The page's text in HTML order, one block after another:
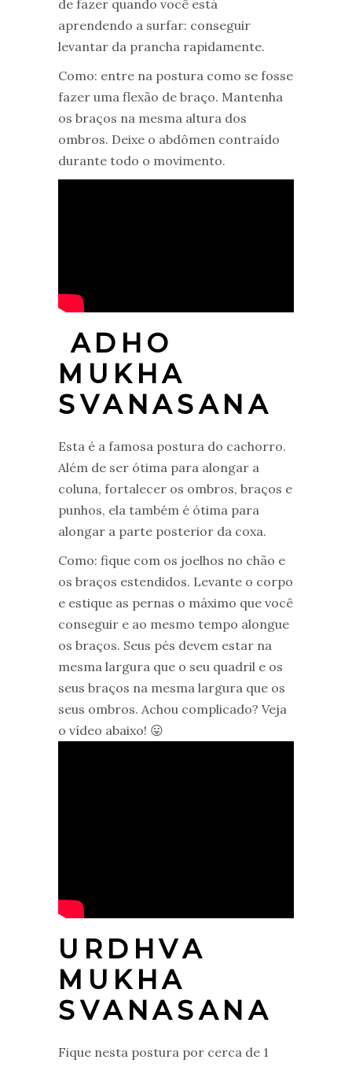
de fazer quando você está
aprendendo a surfar: conseguir
levantar da prancha rapidamente.
Como: entre na postura como se fosse
fazer uma flexão de braço. Mantenha
os braços na mesma altura dos
ombros. Deixe o abdômen contraído
durante todo o movimento.
ADHO
MUKHA
SVANASANA
Esta é a famosa postura do cachorro.
Além de ser ótima para alongar a
coluna, fortalecer os ombros, braços e
punhos, ela também é ótima para
alongar a parte posterior da coxa.
Como: fique com os joelhos no chão e
os braços estendidos. Levante o corpo
e estique as pernas o máximo que você
conseguir e ao mesmo tempo alongue
os braços. Seus pés devem estar na
mesma largura que o seu quadril e os
seus braços na mesma largura que os
seus ombros. Achou complicado? Veja
o vídeo abaixo! 😛
URDHVA
MUKHA
SVANASANA
Fique nesta postura por cerca de 1